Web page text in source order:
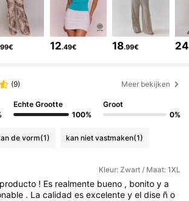
4.3M Volgers
4.3M Volgers
4.3M Volgers
Volgers
12.49€ 18.99€ 24
(9) Meer bekijken
Echte Grootte
100%
Groot
0%
de vorm(1) kan niet vastmaken(1)
Kleur: Zwart / Maat: 1XL
producto ! Es realmente bueno , bonitoya
. Lacalidadesexcelenteyeldise ño